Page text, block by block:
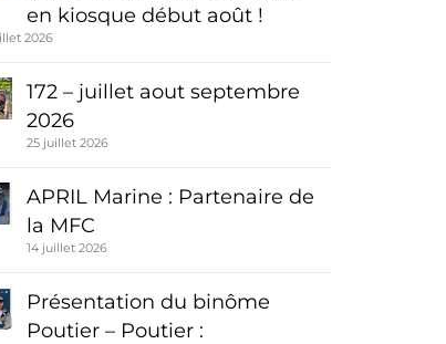
en kiosque début août !
2026
172 – juillet aout septembre
2026
25 juillet 2026
APRIL Marine : Partenaire de
la MFC
14 juillet 2026
Présentation du binôme
Poutier – Poutier :